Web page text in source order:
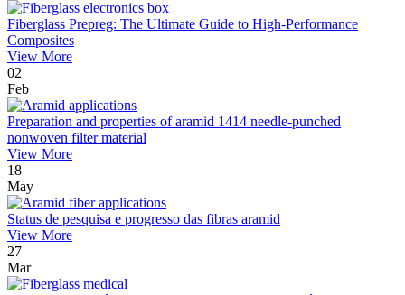
Fiberglass Prepreg: The Ultimate Guide to High-Performance
Composites
View More
02
Feb
Preparation and properties of aramid 1414 needle-punched
nonwoven filter material
View More
18
May
Status de pesquisa e progresso das fibras aramid
View More
27
Mar